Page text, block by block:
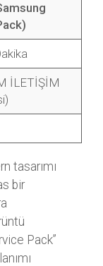
İLETİŞİM
tasarımı
bir
Pack”